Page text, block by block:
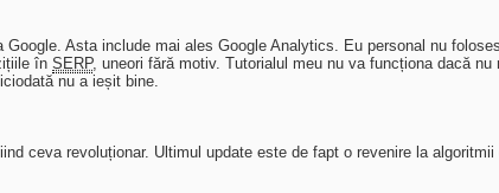
Google. Asta include mai ales Google Analytics. Eu personal nu
în SERP, uneori fără motiv. Tutorialul meu nu va funcționa dacă
nu a ieșit bine.
ceva revoluționar. Ultimul update este de fapt o revenire la